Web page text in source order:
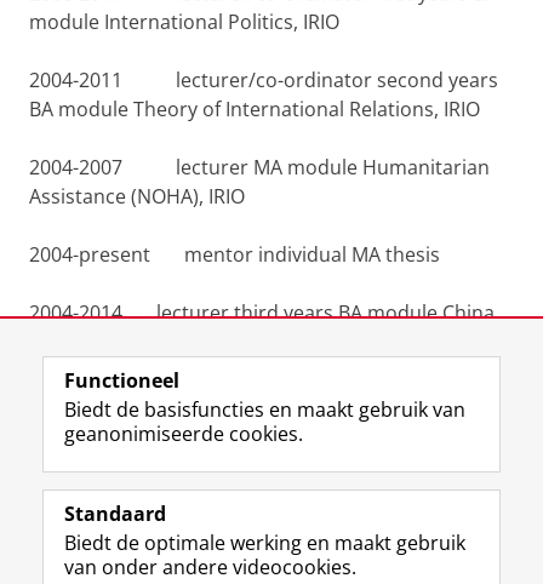
module International Politics, IRIO
2004-2011 lecturer/co-ordinator second years
BA module Theory of International Relations, IRIO
2004-2007 lecturer MA module Humanitarian
Assistance (NOHA), IRIO
2004-present mentor individual MA thesis
2004-2014 lecturer third years BA module China
Laatst gewijzigd: 08 september 2025 07:35
Volg de RUG
F
a
e
b
L
i
k
e
R
S
-
f
I
n
t
Y
o
T
Studiekiezers
Functioneel
Biedt de basisfuncties en maakt gebruik van
geanonimiseerde cookies.
Standaard
Biedt de optimale werking en maakt gebruik
van onder andere videocookies.